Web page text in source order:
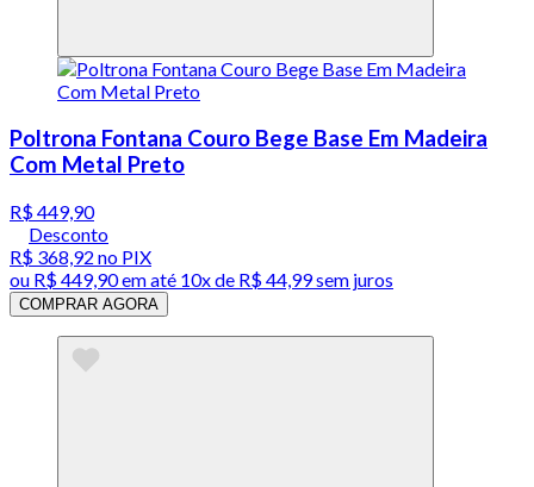
Poltrona Fontana Couro Bege Base Em Madeira
Com Metal Preto
R$ 449,90
Desconto
R$ 368,92 no PIX
ou R$ 449,90em até 10x de R$ 44,99 sem juros
COMPRAR AGORA